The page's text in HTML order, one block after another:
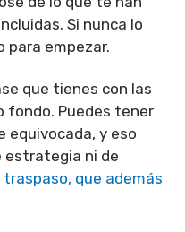
Si nunca lo
para empezar.
que tienes con las
fondo. Puedes tener
equivocada, y eso
estrategia ni de
traspaso, que además